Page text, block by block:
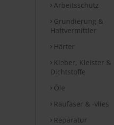
Arbeitsschutz
Grundierung &
Haftvermittler
Härter
Kleber, Kleister &
Dichtstoffe
Öle
Raufaser & -vlies
Reparatur